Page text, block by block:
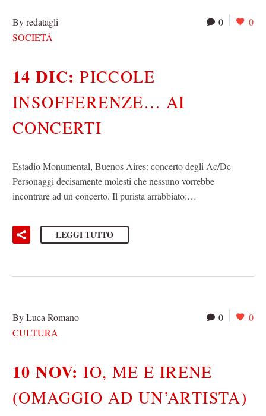
0 0
By redatagli
SOCIETÀ
14 DIC:PICCOLE
INSOFFERENZE… AI
CONCERTI
Estadio Monumental, Buenos Aires: concerto degli Ac/Dc
Personaggi decisamente molesti che nessuno vorrebbe
incontrare ad un concerto. Il purista arrabbiato:…
LEGGI TUTTO
0 0
By Luca Romano
CULTURA
10 NOV:IO, ME E IRENE
(OMAGGIO AD UN’ARTISTA)